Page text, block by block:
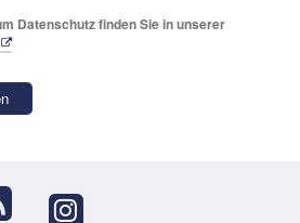
Datenschutz finden Sie in unserer